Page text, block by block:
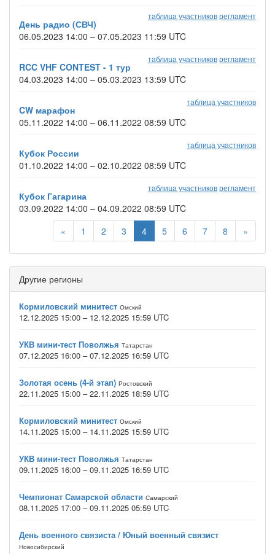
таблица участниковрегламент
День радио (СВЧ)
06.05.2023 14:00 – 07.05.2023 11:59 UTC
таблица участниковрегламент
RCC VHF CONTEST - 1 тур
04.03.2023 14:00 – 05.03.2023 13:59 UTC
таблица участников
CW марафон
05.11.2022 14:00 – 06.11.2022 08:59 UTC
таблица участников
Кубок России
01.10.2022 14:00 – 02.10.2022 08:59 UTC
таблица участниковрегламент
Кубок Гагарина
03.09.2022 14:00 – 04.09.2022 08:59 UTC
«
1 2 3 4 5 6 7 8 »
Другие регионы
Кормиловский минитест Омский
12.12.2025 15:00 – 12.12.2025 15:59 UTC
УКВ мини-тест Поволжья Татарстан
07.12.2025 16:00 – 07.12.2025 16:59 UTC
Золотая осень (4-й этап) Ростовский
22.11.2025 15:00 – 22.11.2025 18:59 UTC
Кормиловский минитест Омский
14.11.2025 15:00 – 14.11.2025 15:59 UTC
УКВ мини-тест Поволжья Татарстан
09.11.2025 16:00 – 09.11.2025 16:59 UTC
Чемпионат Самарской области Самарский
08.11.2025 17:00 – 09.11.2025 05:59 UTC
День военного связиста / Юный военный связист
Новосибирский